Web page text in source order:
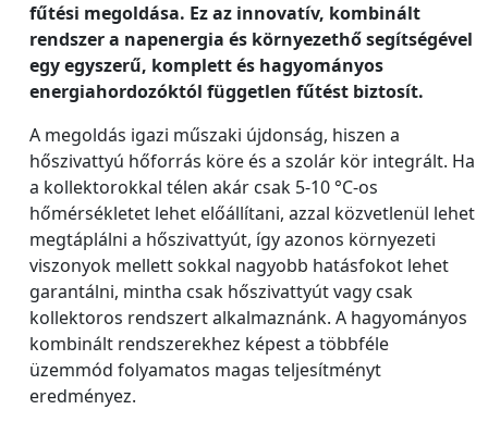
fűtési megoldása. Ez az innovatív, kombinált
rendszer a napenergia és környezethő segítségével
egy egyszerű, komplett és hagyományos
energiahordozóktól független fűtést biztosít.
A megoldás igazi műszaki újdonság, hiszen a
hőszivattyú hőforrás köre és a szolár kör integrált. Ha
a kollektorokkal télen akár csak 5-10 °C-os
hőmérsékletet lehet előállítani, azzal közvetlenül lehet
megtáplálni a hőszivattyút, így azonos környezeti
viszonyok mellett sokkal nagyobb hatásfokot lehet
garantálni, mintha csak hőszivattyút vagy csak
kollektoros rendszert alkalmaznánk. A hagyományos
kombinált rendszerekhez képest a többféle
üzemmód folyamatos magas teljesítményt
eredményez.